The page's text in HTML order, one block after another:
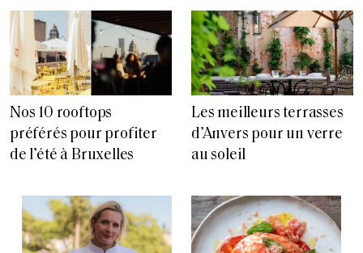
Nos 10 rooftops
préférés pour profiter
de l’été à Bruxelles
Les meilleurs terrasses
d’Anvers pour un verre
au soleil